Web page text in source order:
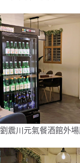
劉震川元氣餐酒館外